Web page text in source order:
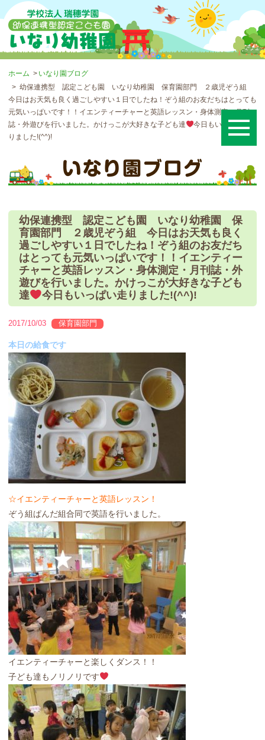
ホーム
いなり園ブログ
幼保連携型 認定こども園 いなり幼稚園 保育園部門 ２歳児ぞう組
今日はお天気も良く過ごしやすい１日でしたね！ぞう組のお友だちはとっても
元気いっぱいです！！イエンティーチャーと英語レッスン・身体測定・月刊
誌・外遊びを行いました。かけっこが大好きな子ども達
今日もいっぱい走
りました!(^^)!
幼保連携型 認定こども園 いなり幼稚園 保
育園部門 ２歳児ぞう組 今日はお天気も良く
過ごしやすい１日でしたね！ぞう組のお友だち
はとっても元気いっぱいです！！イエンティー
チャーと英語レッスン・身体測定・月刊誌・外
遊びを行いました。かけっこが大好きな子ども
達
今日もいっぱい走りました!(^^)!
2017/10/03 保育園部門
本日の給食です
☆イエンティーチャーと英語レッスン！
ぞう組ぱんだ組合同で英語を行いました。
イエンティーチャーと楽しくダンス！！
子ども達もノリノリです